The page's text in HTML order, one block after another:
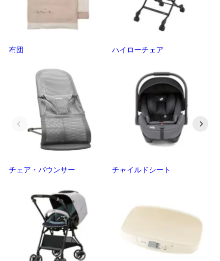
布団 ハイローチェア
チェア・バウンサー チャイルドシート